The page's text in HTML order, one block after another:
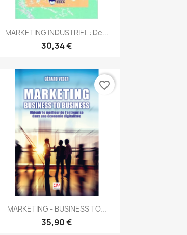
Aperçu rapide
MARKETING INDUSTRIEL : De...
30,34 €
Aperçu rapide
MARKETING - BUSINESS TO...
35,90 €
favorite_border